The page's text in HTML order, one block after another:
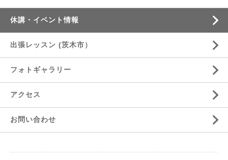
休講・イベント情報
出張レッスン (茨木市）
フォトギャラリー
アクセス
お問い合わせ